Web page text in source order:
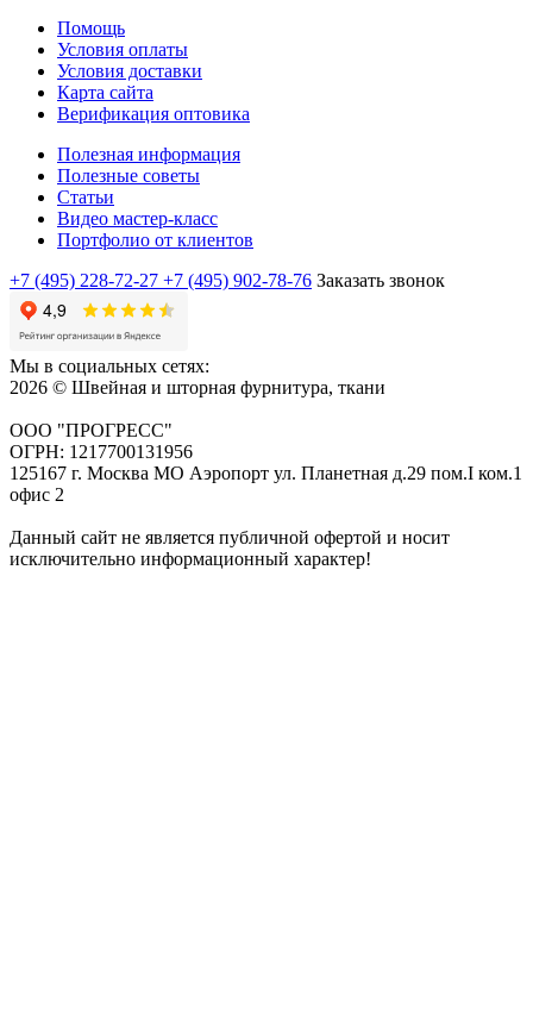
Помощь
Условия оплаты
Условия доставки
Карта сайта
Верификация оптовика
Полезная информация
Полезные советы
Статьи
Видео мастер-класс
Портфолио от клиентов
+7 (495) 228-72-27 +7 (495) 902-78-76 Заказать звонок
Мы в социальных сетях:
2026 © Швейная и шторная фурнитура, ткани
ООО "ПРОГРЕСС"
ОГРН: 1217700131956
125167 г. Москва МО Аэропорт ул. Планетная д.29 пом.I ком.1
офис 2
Данный сайт не является публичной офертой и носит
исключительно информационный характер!